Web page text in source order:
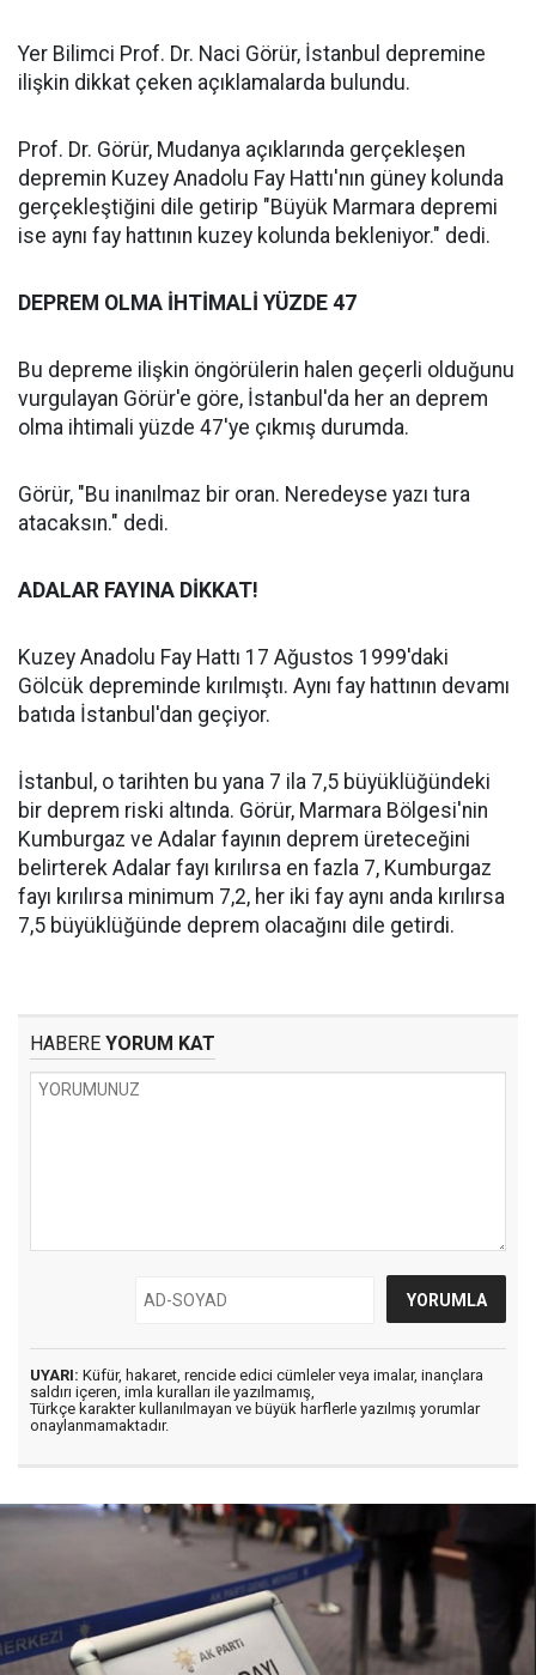
Yer Bilimci Prof. Dr. Naci Görür, İstanbul depremine
ilişkin dikkat çeken açıklamalarda bulundu.
Prof. Dr. Görür, Mudanya açıklarında gerçekleşen
depremin Kuzey Anadolu Fay Hattı'nın güney kolunda
gerçekleştiğini dile getirip "Büyük Marmara depremi
ise aynı fay hattının kuzey kolunda bekleniyor." dedi.
DEPREM OLMA İHTİMALİ YÜZDE 47
Bu depreme ilişkin öngörülerin halen geçerli olduğunu
vurgulayan Görür'e göre, İstanbul'da her an deprem
olma ihtimali yüzde 47'ye çıkmış durumda.
Görür, "Bu inanılmaz bir oran. Neredeyse yazı tura
atacaksın." dedi.
ADALAR FAYINA DİKKAT!
Kuzey Anadolu Fay Hattı 17 Ağustos 1999'daki
Gölcük depreminde kırılmıştı. Aynı fay hattının devamı
batıda İstanbul'dan geçiyor.
İstanbul, o tarihten bu yana 7 ila 7,5 büyüklüğündeki
bir deprem riski altında. Görür, Marmara Bölgesi'nin
Kumburgaz ve Adalar fayının deprem üreteceğini
belirterek Adalar fayı kırılırsa en fazla 7, Kumburgaz
fayı kırılırsa minimum 7,2, her iki fay aynı anda kırılırsa
7,5 büyüklüğünde deprem olacağını dile getirdi.
HABERE YORUM KAT
UYARI: Küfür, hakaret, rencide edici cümleler veya imalar, inançlara
saldırı içeren, imla kuralları ile yazılmamış,
Türkçe karakter kullanılmayan ve büyük harflerle yazılmış yorumlar
onaylanmamaktadır.